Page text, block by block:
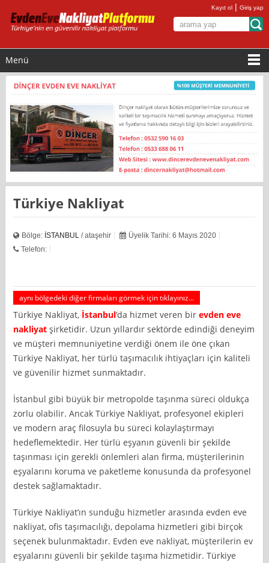
Kayıt ol |Giriş yap
Menü
Türkiye Nakliyat
Bölge: İSTANBUL / ataşehir
Üyelik Tarihi: 6 Mayıs 2020
Telefon:
aynı bölgedeki diğer firmaları görmek için tıklayınız...
Türkiye Nakliyat, İstanbul‘da hizmet veren birevden eve
nakliyat şirketidir. Uzun yıllardır sektörde edindiği deneyim
ve müşteri memnuniyetine verdiği önem ile öne çıkan
Türkiye Nakliyat, her türlü taşımacılık ihtiyaçları için kaliteli
ve güvenilir hizmet sunmaktadır.
İstanbul gibi büyük bir metropolde taşınma süreci oldukça
zorlu olabilir. Ancak Türkiye Nakliyat, profesyonel ekipleri
ve modern araç filosuyla bu süreci kolaylaştırmayı
hedeflemektedir. Her türlü eşyanın güvenli bir şekilde
taşınması için gerekli önlemleri alan firma, müşterilerinin
eşyalarını koruma ve paketleme konusunda da profesyonel
destek sağlamaktadır.
Türkiye Nakliyat’ın sunduğu hizmetler arasında evden eve
nakliyat, ofis taşımacılığı, depolama hizmetleri gibi birçok
seçenek bulunmaktadır. Evden eve nakliyat, müşterilerin ev
eşyalarını güvenli bir şekilde taşıma hizmetidir. Türkiye